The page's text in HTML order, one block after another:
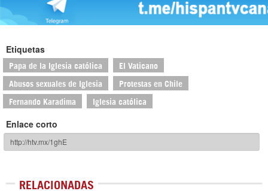
Etiquetas
Papa de la Iglesia católica El Vaticano
Abusos sexuales de Iglesia Protestas en Chile
Fernando Karadima Iglesia católica
Enlace corto
RELACIONADAS